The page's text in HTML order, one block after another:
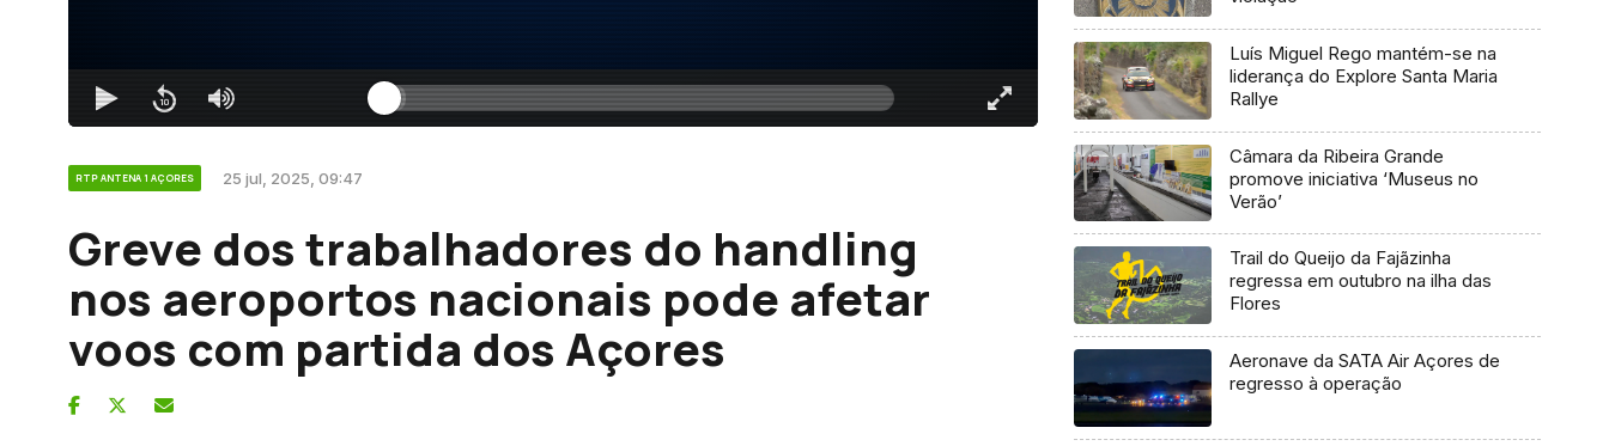
RTP ANTENA 1 AÇORES 25 jul, 2025, 09:47
Greve dos trabalhadores do handling
nos aeroportos nacionais pode afetar
voos com partida dos Açores
Luís Miguel Rego mantém-se na
liderança do Explore Santa Maria
Rallye
Câmara da Ribeira Grande
promove iniciativa ‘Museus no
Verão’
Trail do Queijo da Fajãzinha
regressa em outubro na ilha das
Flores
Aeronave da SATA Air Açores de
regresso à operação